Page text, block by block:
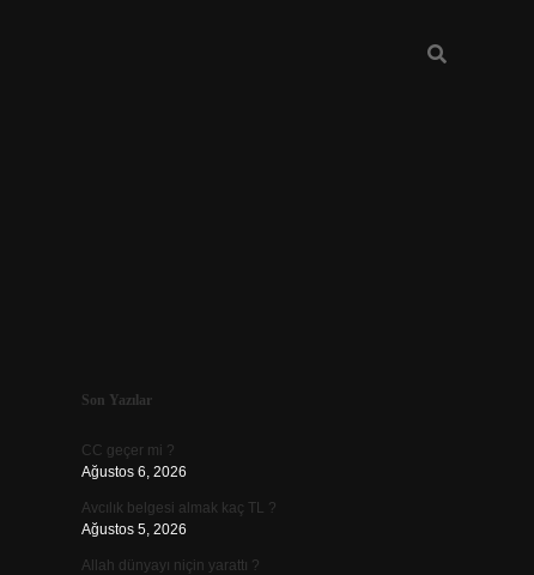
Sidebar
Son Yazılar
CC geçer mi ?
Ağustos 6, 2026
Avcılık belgesi almak kaç TL ?
Ağustos 5, 2026
Allah dünyayı niçin yarattı ?